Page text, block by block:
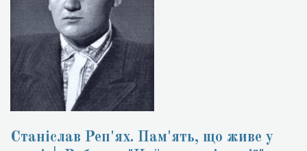
Станіслав Реп'ях. Пам'ять, що живе у